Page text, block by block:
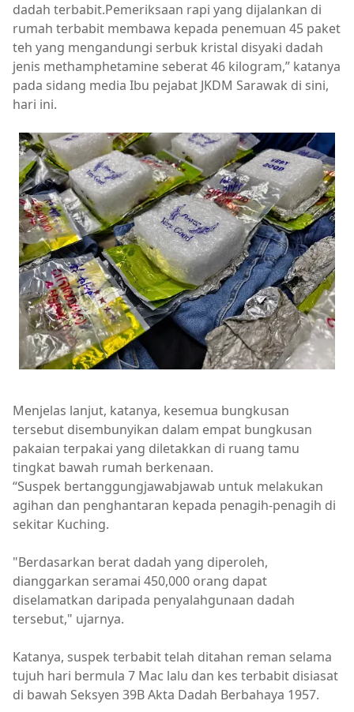
dadah terbabit.Pemeriksaan rapi yang dijalankan di
rumah terbabit membawa kepada penemuan 45 paket
teh yang mengandungi serbuk kristal disyaki dadah
jenis methamphetamine seberat 46 kilogram,” katanya
pada sidang media Ibu pejabat JKDM Sarawak di sini,
hari ini.
Menjelas lanjut, katanya, kesemua bungkusan
tersebut disembunyikan dalam empat bungkusan
pakaian terpakai yang diletakkan di ruang tamu
tingkat bawah rumah berkenaan.
“Suspek bertanggungjawabjawab untuk melakukan
agihan dan penghantaran kepada penagih-penagih di
sekitar Kuching.
"Berdasarkan berat dadah yang diperoleh,
dianggarkan seramai 450,000 orang dapat
diselamatkan daripada penyalahgunaan dadah
tersebut," ujarnya.
Katanya, suspek terbabit telah ditahan reman selama
tujuh hari bermula 7 Mac lalu dan kes terbabit disiasat
di bawah Seksyen 39B Akta Dadah Berbahaya 1957.